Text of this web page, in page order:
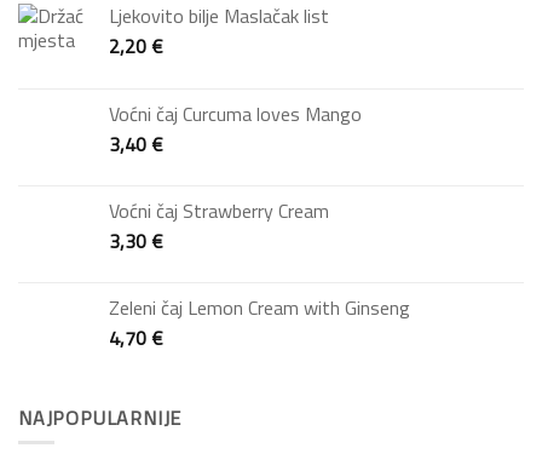
Ljekovito bilje Maslačak list
2,20€
Voćni čaj Curcuma loves Mango
3,40€
Voćni čaj Strawberry Cream
3,30€
Zeleni čaj Lemon Cream with Ginseng
4,70€
NAJPOPULARNIJE